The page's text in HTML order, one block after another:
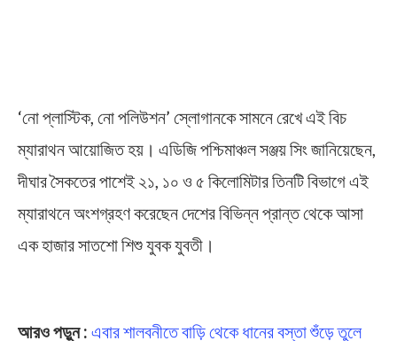
‘নো প্লাস্টিক, নো পলিউশন’ স্লোগানকে সামনে রেখে এই বিচ
ম্যারাথন আয়োজিত হয়। এডিজি পশ্চিমাঞ্চল সঞ্জয় সিং জানিয়েছেন,
দীঘার সৈকতের পাশেই ২১, ১০ ও ৫ কিলোমিটার তিনটি বিভাগে এই
ম্যারাথনে অংশগ্রহণ করেছেন দেশের বিভিন্ন প্রান্ত থেকে আসা
এক হাজার সাতশো শিশু যুবক যুবতী।
আরও পড়ুন : এবার শালবনীতে বাড়ি থেকে ধানের বস্তা শুঁড়ে তুলে